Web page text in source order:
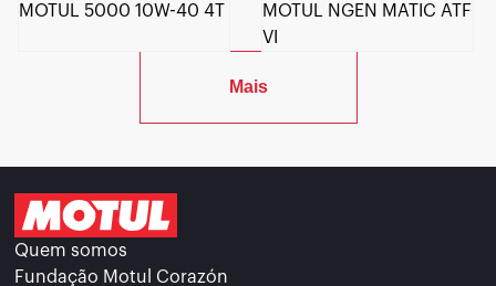
MOTUL 5000 10W-40 4T
MOTUL NGEN MATIC ATF
VI
Mais
Quem somos
Fundação Motul Corazón